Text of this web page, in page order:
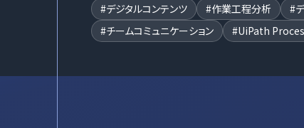
#デジタルコンテンツ #作業工程分析 #
#チームコミュニケーション #UiPath